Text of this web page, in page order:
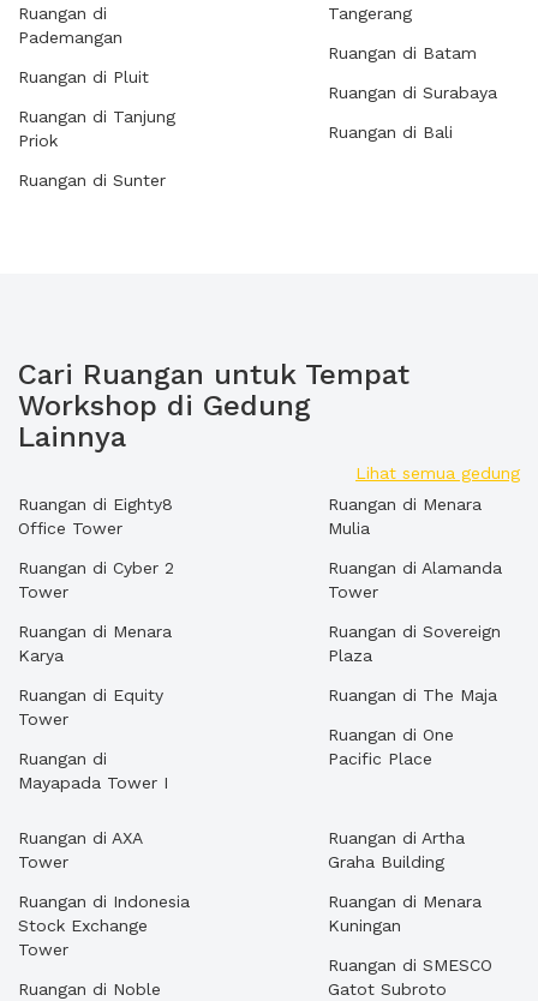
Ruangan di
Pademangan
Ruangan di Pluit
Ruangan di Tanjung
Priok
Ruangan di Sunter
Tangerang
Ruangan di Batam
Ruangan di Surabaya
Ruangan di Bali
Cari Ruangan untuk Tempat
Workshop di Gedung
Lainnya
Lihat semua gedung
Ruangan di Eighty8
Office Tower
Ruangan di Cyber 2
Tower
Ruangan di Menara
Karya
Ruangan di Equity
Tower
Ruangan di
Mayapada Tower I
Ruangan di Menara
Mulia
Ruangan di Alamanda
Tower
Ruangan di Sovereign
Plaza
Ruangan di The Maja
Ruangan di One
Pacific Place
Ruangan di AXA
Tower
Ruangan di Indonesia
Stock Exchange
Tower
Ruangan di Noble
Ruangan di Artha
Graha Building
Ruangan di Menara
Kuningan
Ruangan di SMESCO
Gatot Subroto